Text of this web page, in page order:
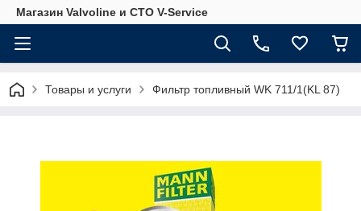
Магазин Valvoline и СТО V-Service
Товары и услуги Фильтр топливный WK 711/1(KL 87)